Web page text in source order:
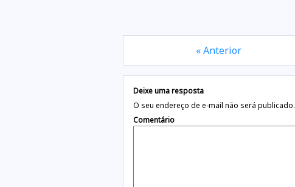
« Anterior
Deixe uma resposta
O seu endereço de e-mail não será publicado.
Comentário